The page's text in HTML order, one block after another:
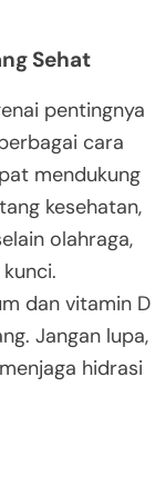
Sehat
pentingnya
cara
mendukung
kesehatan,
olahraga,
dan vitamin D
Jangan lupa,
hidrasi